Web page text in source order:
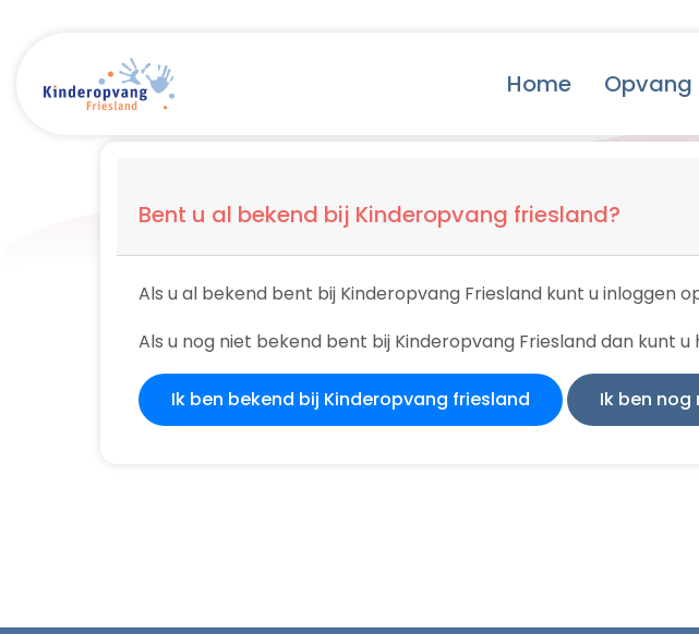
Home Opvang
Bent u al bekend bij Kinderopvang friesland?
Als u al bekend bent bij Kinderopvang Friesland kunt u inloggen
Als u nog niet bekend bent bij Kinderopvang Friesland dan kunt
Ik ben bekend bij Kinderopvang friesland Ik ben